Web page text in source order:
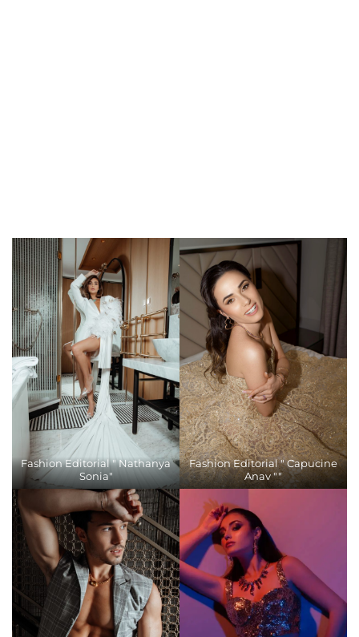
Fashion Editorial " Nathanya
Sonia"
Fashion Editorial " Capucine
Anav ""